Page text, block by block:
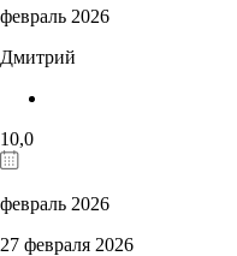
февраль 2026
Дмитрий
10,0
февраль 2026
27 февраля 2026